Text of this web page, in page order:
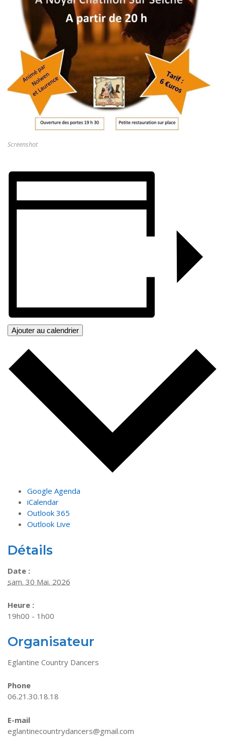
Screenshot
Ajouter au calendrier
Google Agenda
iCalendar
Outlook 365
Outlook Live
Détails
Date :
sam. 30 Mai. 2026
Heure :
19h00 - 1h00
Organisateur
Eglantine Country Dancers
Phone
06.21.30.18.18
E-mail
eglantinecountrydancers@gmail.com